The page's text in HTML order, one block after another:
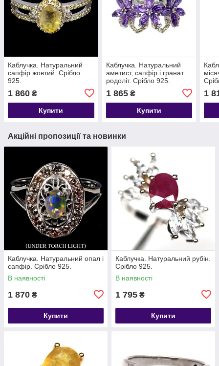
Каблучка. Натуральний
сапфір жовтий. Срібло
925.
1 860 ₴
Купити
Каблучка. Натуральний
аметист, сапфір і гранат
родоліт. Срібло 925.
1 865₴
Купити
1
Акційні пропозиції та новинки
Каблучка. Натуральний опал і
сапфір. Срібло 925.
В наявності
1 870 ₴
Купити
Каблучка. Натуральний рубін.
Срібло 925.
В наявності
1 795 ₴
Купити